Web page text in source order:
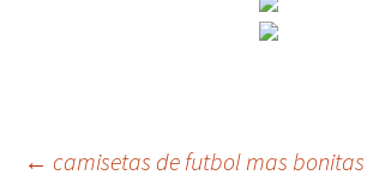
← camisetas de futbol mas bonitas